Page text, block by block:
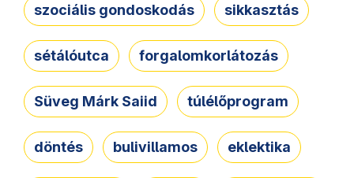
szociális gondoskodás sikkasztás
sétálóutca forgalomkorlátozás
Süveg Márk Saiid túlélőprogram
döntés bulivillamos eklektika